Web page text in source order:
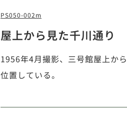
PS050-002m
屋上から見た千川通り
1956年4月撮影、三号館屋上か
位置している。